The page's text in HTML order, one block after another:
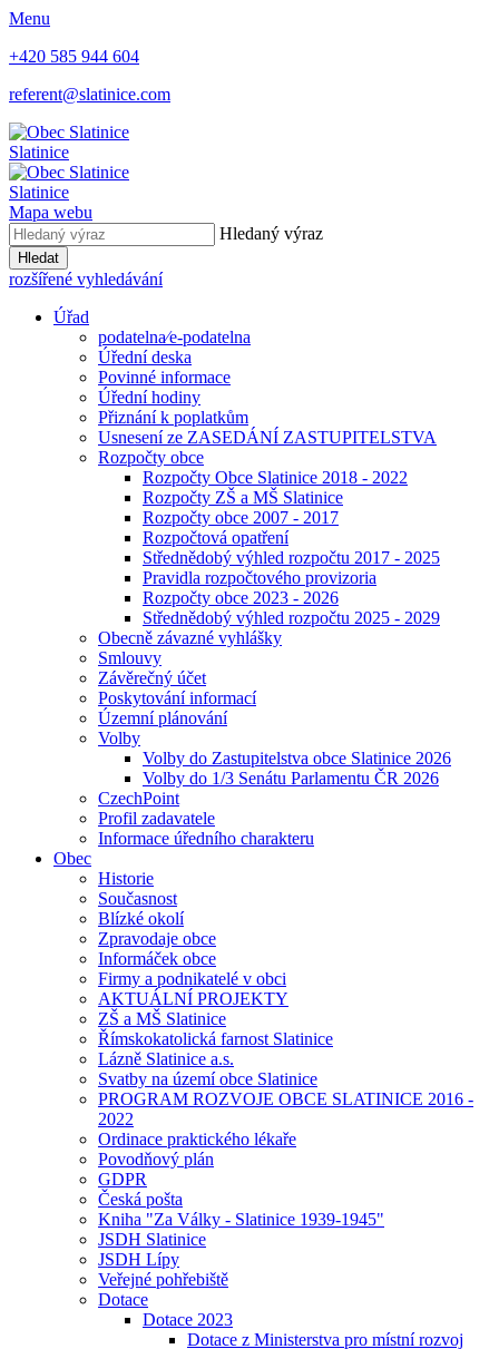
Menu
+420 585 944 604
referent@slatinice.com
Slatinice
Slatinice
Mapa webu
Hledaný výraz
Hledat
rozšířené vyhledávání
Úřad
podatelna⁄e-podatelna
Úřední deska
Povinné informace
Úřední hodiny
Přiznání k poplatkům
Usnesení ze ZASEDÁNÍ ZASTUPITELSTVA
Rozpočty obce
Rozpočty Obce Slatinice 2018 - 2022
Rozpočty ZŠ a MŠ Slatinice
Rozpočty obce 2007 - 2017
Rozpočtová opatření
Střednědobý výhled rozpočtu 2017 - 2025
Pravidla rozpočtového provizoria
Rozpočty obce 2023 - 2026
Střednědobý výhled rozpočtu 2025 - 2029
Obecně závazné vyhlášky
Smlouvy
Závěrečný účet
Poskytování informací
Územní plánování
Volby
Volby do Zastupitelstva obce Slatinice 2026
Volby do 1/3 Senátu Parlamentu ČR 2026
CzechPoint
Profil zadavatele
Informace úředního charakteru
Obec
Historie
Současnost
Blízké okolí
Zpravodaje obce
Informáček obce
Firmy a podnikatelé v obci
AKTUÁLNÍ PROJEKTY
ZŠ a MŠ Slatinice
Římskokatolická farnost Slatinice
Lázně Slatinice a.s.
Svatby na území obce Slatinice
PROGRAM ROZVOJE OBCE SLATINICE 2016 -
2022
Ordinace praktického lékaře
Povodňový plán
GDPR
Česká pošta
Kniha "Za Války - Slatinice 1939-1945"
JSDH Slatinice
JSDH Lípy
Veřejné pohřebiště
Dotace
Dotace 2023
Dotace z Ministerstva pro místní rozvoj